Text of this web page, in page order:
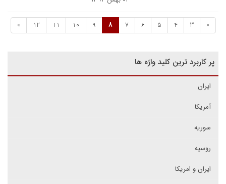
«
3
4
5
6
7
8
9
10
11
12
»
پر کاربرد ترین کلید واژه ها
ایران
آمریکا
سوریه
روسیه
ایران و امریکا